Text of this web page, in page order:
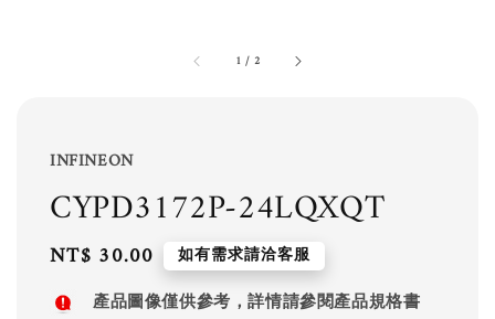
1 / 2
INFINEON
CYPD3172P-24LQXQT
Regular
price
NT$ 30.00 如有需求請洽客服
產品圖像僅供參考，詳情請參閱產品規格書